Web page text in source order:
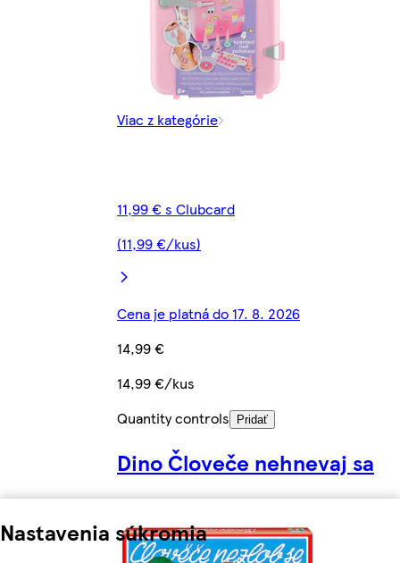
Nastavenia súkromia
Viac z kategórie
11,99 € s Clubcard
(11,99 €/kus)
Cena je platná do 17. 8. 2026
14,99 €
14,99 €/kus
Quantity controls
Pridať
Dino Človeče nehnevaj sa